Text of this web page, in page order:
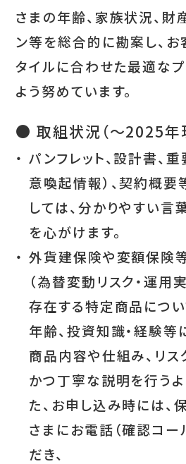
さまの年齢、家族状況、財
ン等を総合的に勘案し、お
タイルに合わせた最適な
よう努めています。
● 取組状況（～2025年
・ パンフレット、設計書、
意喚起情報）、契約概
しては、分かりやすい言
を心がけます。
・ 外貨建保険や変額保険
（為替変動リスク・運用
存在する特定商品につい
年齢、投資知識・経験等
商品内容や仕組み、リ
かつ丁寧な説明を行うよ
た、お申し込み時には、
さまにお電話（確認コー
だき、